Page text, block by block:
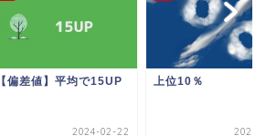
【偏差値】平均で15UP
2024-02-22
上位10％
2025-